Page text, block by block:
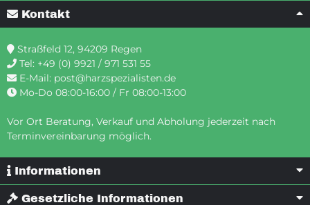
Kontakt
Straßfeld 12, 94209 Regen
Tel: +49 (0) 9921 / 971 531 55
E-Mail: post@harzspezialisten.de
Mo-Do 08:00-16:00 / Fr 08:00-13:00
Vor Ort Beratung, Verkauf und Abholung jederzeit nach
Terminvereinbarung möglich.
Informationen
Gesetzliche Informationen